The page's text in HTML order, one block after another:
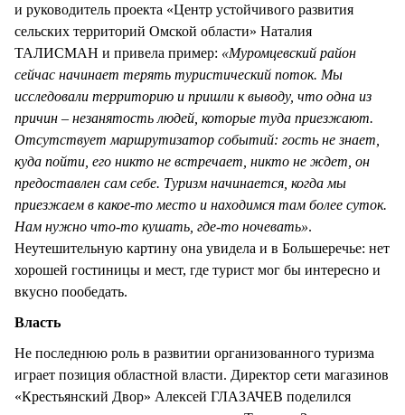
и руководитель проекта «Центр устойчивого развития
сельских территорий Омской области» Наталия
ТАЛИСМАН и привела пример: «Муромцевский район
сейчас начинает терять туристический поток. Мы
исследовали территорию и пришли к выводу, что одна из
причин – незанятость людей, которые туда приезжают.
Отсутствует маршрутизатор событий: гость не знает,
куда пойти, его никто не встречает, никто не ждет, он
предоставлен сам себе. Туризм начинается, когда мы
приезжаем в какое-то место и находимся там более суток.
Нам нужно что-то кушать, где-то ночевать».
Неутешительную картину она увидела и в Большеречье: нет
хорошей гостиницы и мест, где турист мог бы интересно и
вкусно пообедать.
Власть
Не последнюю роль в развитии организованного туризма
играет позиция областной власти. Директор сети магазинов
«Крестьянский Двор» Алексей ГЛАЗАЧЕВ поделился